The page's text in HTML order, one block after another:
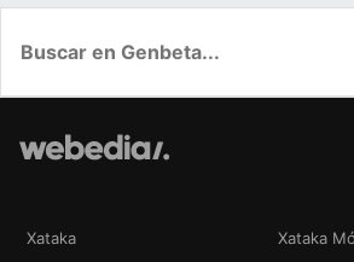
Xataka Xataka